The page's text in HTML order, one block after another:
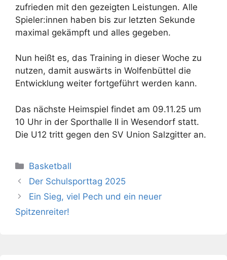
zufrieden mit den gezeigten Leistungen. Alle
Spieler:innen haben bis zur letzten Sekunde
maximal gekämpft und alles gegeben.
Nun heißt es, das Training in dieser Woche zu
nutzen, damit auswärts in Wolfenbüttel die
Entwicklung weiter fortgeführt werden kann.
Das nächste Heimspiel findet am 09.11.25 um
10 Uhr in der Sporthalle II in Wesendorf statt.
Die U12 tritt gegen den SV Union Salzgitter an.
Kategorien
Basketball
Der Schulsporttag 2025
Ein Sieg, viel Pech und ein neuer
Spitzenreiter!